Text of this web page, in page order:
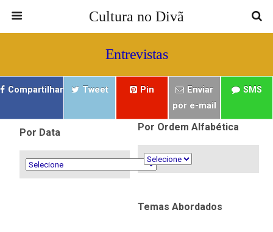
Cultura no Divã
Entrevistas
Compartilhar Tweet Pin
Enviar
por e-mail
SMS
Por Data Por Ordem Alfabética
Temas Abordados